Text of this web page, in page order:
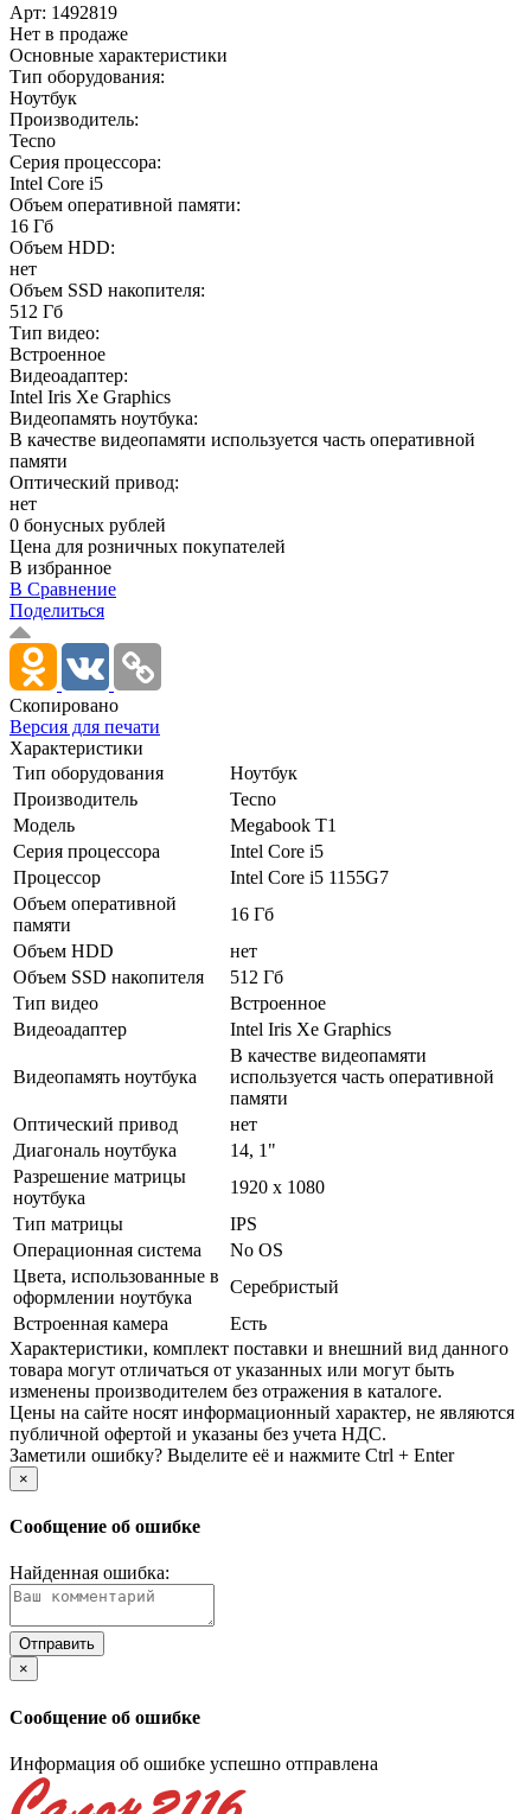
Арт: 1492819
Нет в продаже
Основные характеристики
Тип оборудования:
Ноутбук
Производитель:
Tecno
Серия процессора:
Intel Core i5
Объем оперативной памяти:
16 Гб
Объем HDD:
нет
Объем SSD накопителя:
512 Гб
Тип видео:
Встроенное
Видеоадаптер:
Intel Iris Xe Graphics
Видеопамять ноутбука:
В качестве видеопамяти используется часть оперативной
памяти
Оптический привод:
нет
0 бонусных рублей
Цена для розничных покупателей
В избранное
В Сравнение
Поделиться
Скопировано
Версия для печати
Характеристики
Тип оборудования
Ноутбук
Производитель
Tecno
Модель
Megabook T1
Серия процессора
Intel Core i5
Процессор
Intel Core i5 1155G7
Объем оперативной
памяти
16 Гб
Объем HDD
нет
Объем SSD накопителя
512 Гб
Тип видео
Встроенное
Видеоадаптер
Intel Iris Xe Graphics
Видеопамять ноутбука
В качестве видеопамяти
используется часть оперативной
памяти
Оптический привод
нет
Диагональ ноутбука
14, 1"
Разрешение матрицы
ноутбука
1920 x 1080
Тип матрицы
IPS
Операционная система
No OS
Цвета, использованные в
оформлении ноутбука
Серебристый
Встроенная камера
Есть
Xарактеристики, комплект поставки и внешний вид данного
товара могут отличаться от указанных или могут быть
изменены производителем без отражения в каталоге.
Цены на сайте носят информационный характер, не являются
публичной офертой и указаны без учета НДС.
Заметили ошибку? Выделите её и нажмите Ctrl + Enter
×
Сообщение об ошибке
Найденная ошибка:
×
Сообщение об ошибке
Информация об ошибке успешно отправлена